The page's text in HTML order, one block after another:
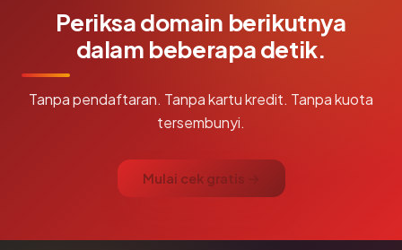
Periksa domain berikutnya
dalam beberapa detik.
Tanpa pendaftaran. Tanpa kartu kredit. Tanpa kuota
tersembunyi.
Mulai cek gratis →